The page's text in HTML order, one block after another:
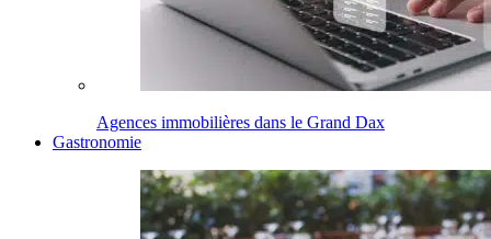
Agences immobilières dans le Grand Dax
Gastronomie